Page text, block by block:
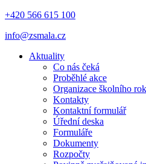
+420 566 615 100
info@zsmala.cz
Aktuality
Co nás čeká
Proběhlé akce
Organizace školního
Kontakty
Kontaktní formulář
Úřední deska
Formuláře
Dokumenty
Rozpočty